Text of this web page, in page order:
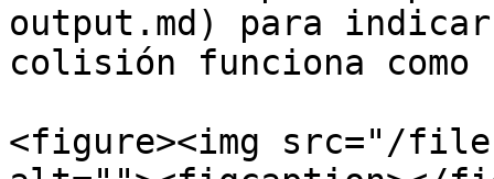
output.md) para
colisión funciona como
<figure><img src="/files/